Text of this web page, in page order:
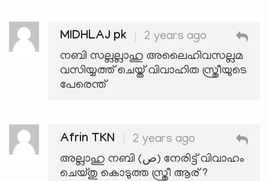
MIDHLAJ pk
2 years ago
നബി സല്ലല്ലാഹു അലൈഹിവസല്ലമ
വസിയ്യത്ത് ചെയ്ത് വിവാഹിത സ്ത്രീയുടെ
പേരെന്ത്
Afrin TKN
2 years ago
അല്ലാഹു നബി (ص) നേരിട്ട് വിവാഹം
ചെയ്തു കൊടുത്ത സ്ത്രീ ആര് ?